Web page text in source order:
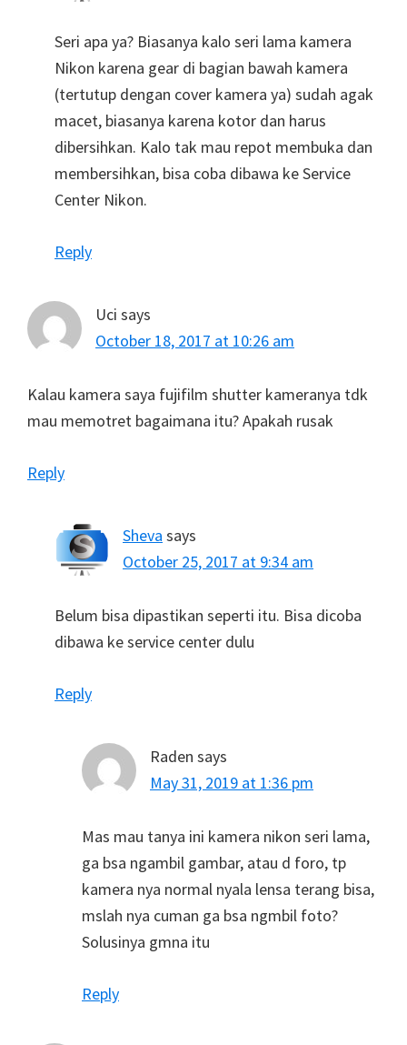
Seri apa ya? Biasanya kalo seri lama kamera
Nikon karena gear di bagian bawah kamera
(tertutup dengan cover kamera ya) sudah agak
macet, biasanya karena kotor dan harus
dibersihkan. Kalo tak mau repot membuka dan
membersihkan, bisa coba dibawa ke Service
Center Nikon.
Reply
Uci says
October 18, 2017 at 10:26 am
Kalau kamera saya fujifilm shutter kameranya tdk
mau memotret bagaimana itu? Apakah rusak
Reply
Sheva says
October 25, 2017 at 9:34 am
Belum bisa dipastikan seperti itu. Bisa dicoba
dibawa ke service center dulu
Reply
Raden says
May 31, 2019 at 1:36 pm
Mas mau tanya ini kamera nikon seri lama,
ga bsa ngambil gambar, atau d foro, tp
kamera nya normal nyala lensa terang bisa,
mslah nya cuman ga bsa ngmbil foto?
Solusinya gmna itu
Reply